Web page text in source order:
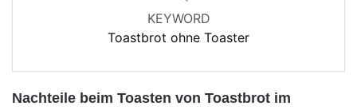
KEYWORD
Toastbrot ohne Toaster
Nachteile beim Toasten von Toastbrot im